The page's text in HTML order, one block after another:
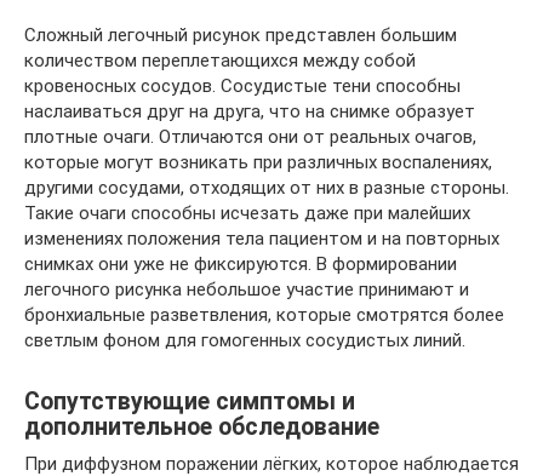
Сложный легочный рисунок представлен большим
количеством переплетающихся между собой
кровеносных сосудов. Сосудистые тени способны
наслаиваться друг на друга, что на снимке образует
плотные очаги. Отличаются они от реальных очагов,
которые могут возникать при различных воспалениях,
другими сосудами, отходящих от них в разные стороны.
Такие очаги способны исчезать даже при малейших
изменениях положения тела пациентом и на повторных
снимках они уже не фиксируются. В формировании
легочного рисунка небольшое участие принимают и
бронхиальные разветвления, которые смотрятся более
светлым фоном для гомогенных сосудистых линий.
Сопутствующие симптомы и
дополнительное обследование
При диффузном поражении лёгких, которое наблюдается